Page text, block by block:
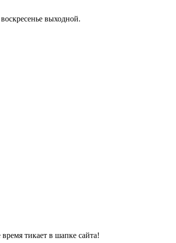
выходной.
тикает в шапке сайта!